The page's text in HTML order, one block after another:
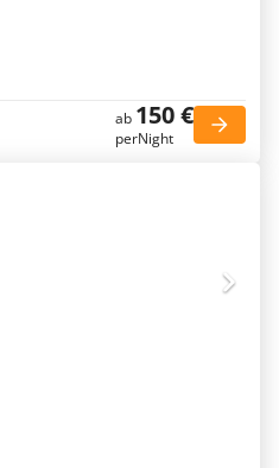
ab 150 €
perNight